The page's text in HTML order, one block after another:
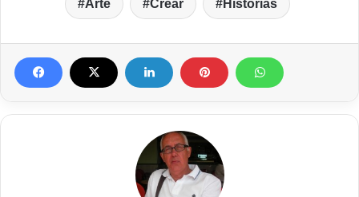
Arte Crear Historias